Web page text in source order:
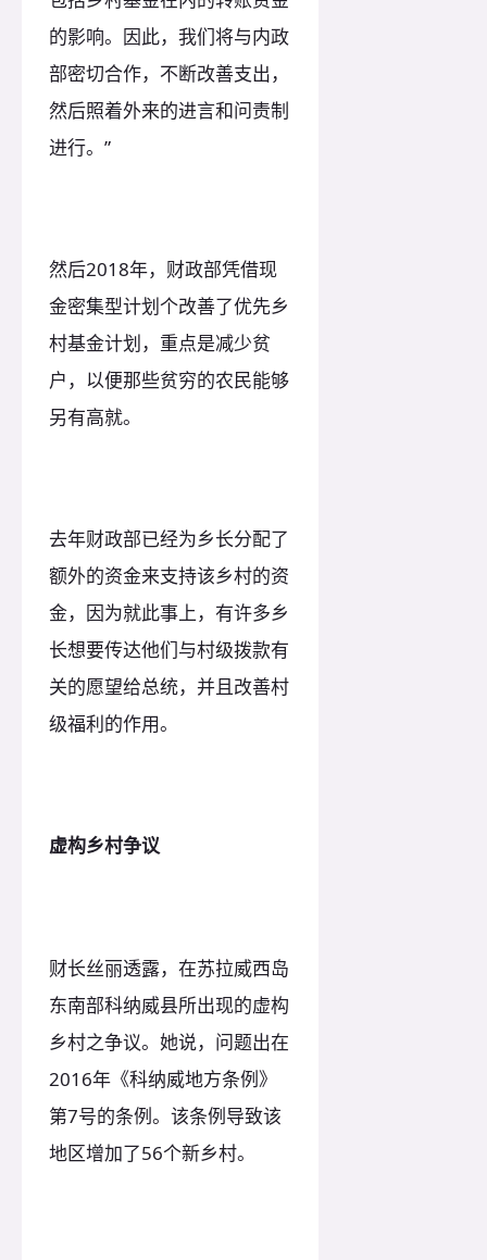
的影响。因此，我们将与内政
部密切合作，不断改善支出，
然后照着外来的进言和问责制
进行。”
然后2018年，财政部凭借现
金密集型计划个改善了优先乡
村基金计划，重点是减少贫
户，以便那些贫穷的农民能够
另有高就。
去年财政部已经为乡长分配了
额外的资金来支持该乡村的资
金，因为就此事上，有许多乡
长想要传达他们与村级拨款有
关的愿望给总统，并且改善村
级福利的作用。
虚构乡村争议
财长丝丽透露，在苏拉威西岛
东南部科纳威县所出现的虚构
乡村之争议。她说，问题出在
2016年《科纳威地方条例》
第7号的条例。该条例导致该
地区增加了56个新乡村。